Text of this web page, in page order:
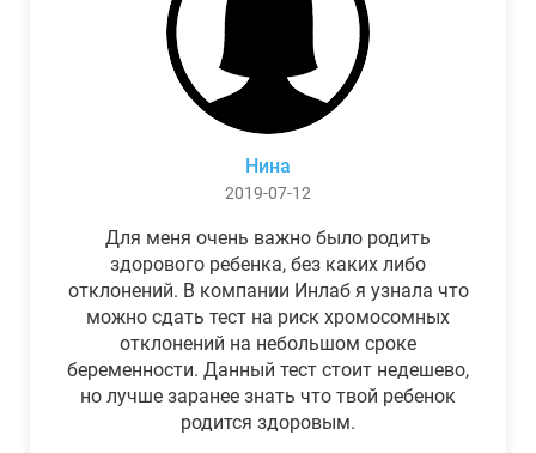
Нина
2019-07-12
Для меня очень важно было родить
здорового ребенка, без каких либо
отклонений. В компании Инлаб я узнала что
можно сдать тест на риск хромосомных
отклонений на небольшом сроке
беременности. Данный тест стоит недешево,
но лучше заранее знать что твой ребенок
родится здоровым.